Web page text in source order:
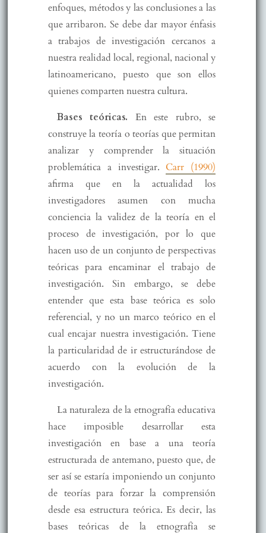
enfoques, métodos y las conclusiones a las
que arribaron. Se debe dar mayor énfasis
a trabajos de investigación cercanos a
nuestra realidad local, regional, nacional y
latinoamericano, puesto que son ellos
quienes comparten nuestra cultura.
Bases teóricas. En este rubro, se
construye la teoría o teorías que permitan
analizar y comprender la situación
problemática a investigar.Carr (1990)
afirma que en la actualidad los
investigadores asumen con mucha
conciencia la validez de la teoría en el
proceso de investigación, por lo que
hacen uso de un conjunto de perspectivas
teóricas para encaminar el trabajo de
investigación. Sin embargo, se debe
entender que esta base teórica es solo
referencial, y no un marco teórico en el
cual encajar nuestra investigación. Tiene
la particularidad de ir estructurándose de
acuerdo con la evolución de la
investigación.
La naturaleza de la etnografía educativa
hace imposible desarrollar esta
investigación en base a una teoría
estructurada de antemano, puesto que, de
ser así se estaría imponiendo un conjunto
de teorías para forzar la comprensión
desde esa estructura teórica. Es decir, las
bases teóricas de la etnografía se